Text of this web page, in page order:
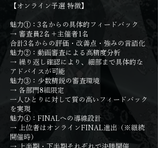
【オンライン予選 特徴】
魅力①：3名からの具体的フィードバック
→ 審査員2名＋主催者1名
合計3名からの評価・改善点・強みの言語化
魅力②：動画審査による高精度分析
→ 繰り返し確認により、細部まで具体的な
アドバイスが可能
魅力③：少数精鋭の審査環境
→ 各部門8組限定
一人ひとりに対して質の高いフィードバック
を実現
魅力④：FINALへの導線設計
→ 上位者はオンラインFINAL進出（※継続
開催時）
→ 上半期・下半期それぞれで決勝開催